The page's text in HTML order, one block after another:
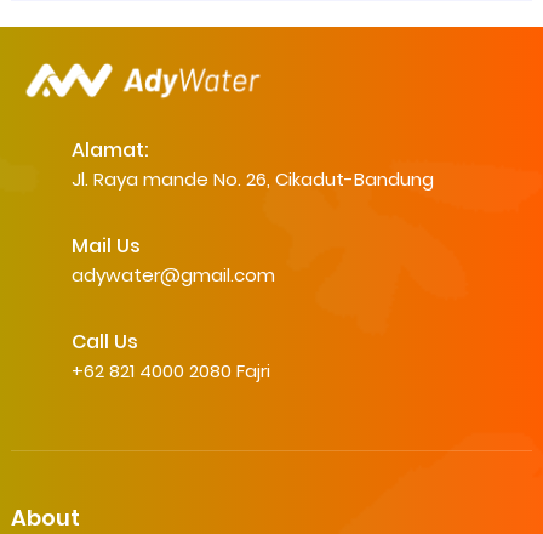
Alamat:
Jl. Raya mande No. 26, Cikadut-Bandung
Mail Us
adywater@gmail.com
Call Us
+62 821 4000 2080 Fajri
About